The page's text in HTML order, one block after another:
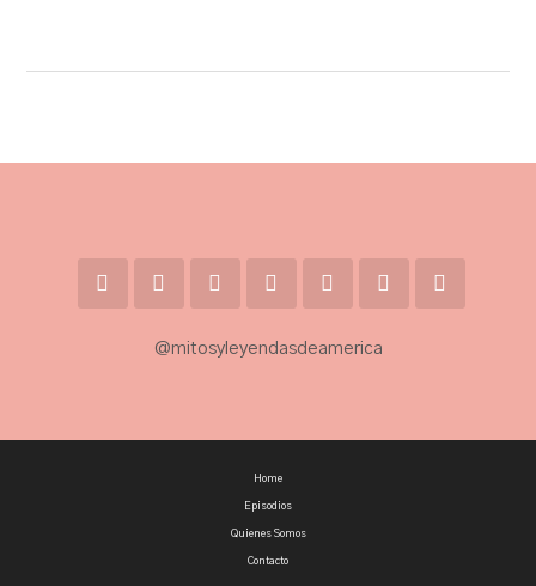
@mitosyleyendasdeamerica
Home
Episodios
Quienes Somos
Contacto